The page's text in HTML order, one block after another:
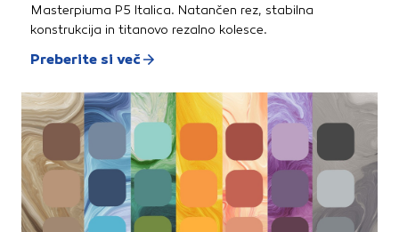
Masterpiuma P5 Italica. Natančen rez, stabilna
konstrukcija in titanovo rezalno kolesce.
Preberite si več